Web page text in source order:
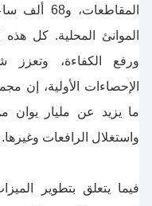
الموانئ المحلية. كل
ورفع الكفاءة،
الإحصاءات الأولية، إن
ما يزيد عن مليار يوان
واستغلال الرافعات وغيرها.
فيما يتعلق بتطوير